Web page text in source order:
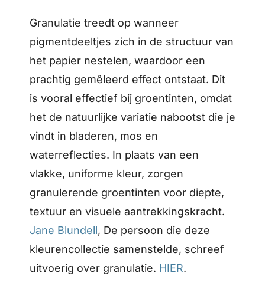
Granulatie treedt op wanneer
pigmentdeeltjes zich in de structuur van
het papier nestelen, waardoor een
prachtig gemêleerd effect ontstaat. Dit
is vooral effectief bij groentinten, omdat
het de natuurlijke variatie nabootst die je
vindt in bladeren, mos en
waterreflecties. In plaats van een
vlakke, uniforme kleur, zorgen
granulerende groentinten voor diepte,
textuur en visuele aantrekkingskracht.
Jane Blundell, De persoon die deze
kleurencollectie samenstelde, schreef
uitvoerig over granulatie. HIER.